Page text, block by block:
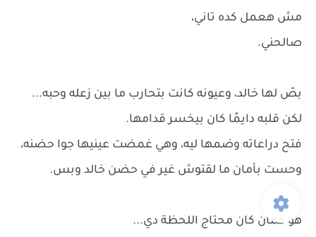
مش هعمل كده تاني،
صالحني.
بصّ لها خالد، وعيونه كانت بتحارب ما بين زعله وحبه...
لكن قلبه دايمًا كان بيخسر قدامها.
فتح دراعاته وضمها ليه، وهي غمضت عينيها جوا حضنه،
وحست بأمان ما لقتوش غير في حضن خالد وبس.
هو كمان كان محتاج اللحظة دي...